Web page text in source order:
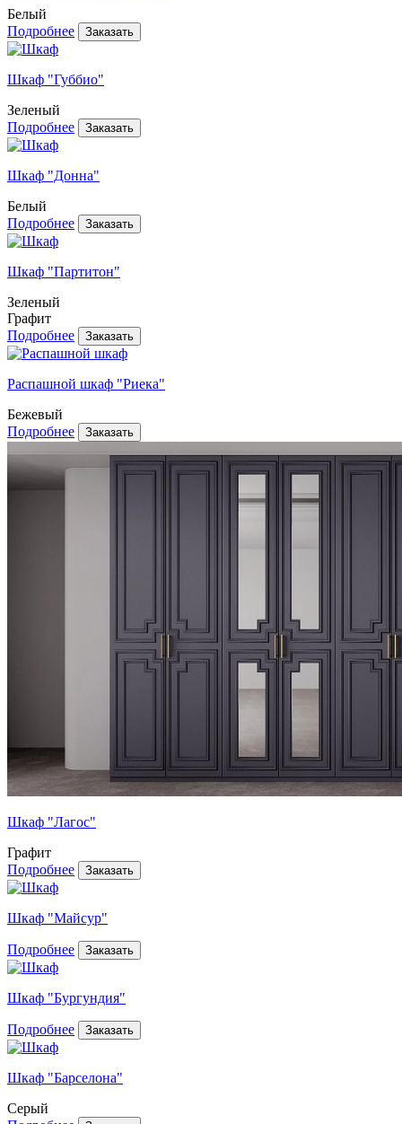
Белый
Подробнее
Шкаф "Губбио"
Зеленый
Подробнее
Шкаф "Донна"
Белый
Подробнее
Шкаф "Партитон"
Зеленый
Графит
Подробнее
Распашной шкаф "Риека"
Бежевый
Подробнее
Шкаф "Лагос"
Графит
Подробнее
Шкаф "Майсур"
Подробнее
Шкаф "Бургундия"
Подробнее
Шкаф "Барселона"
Серый